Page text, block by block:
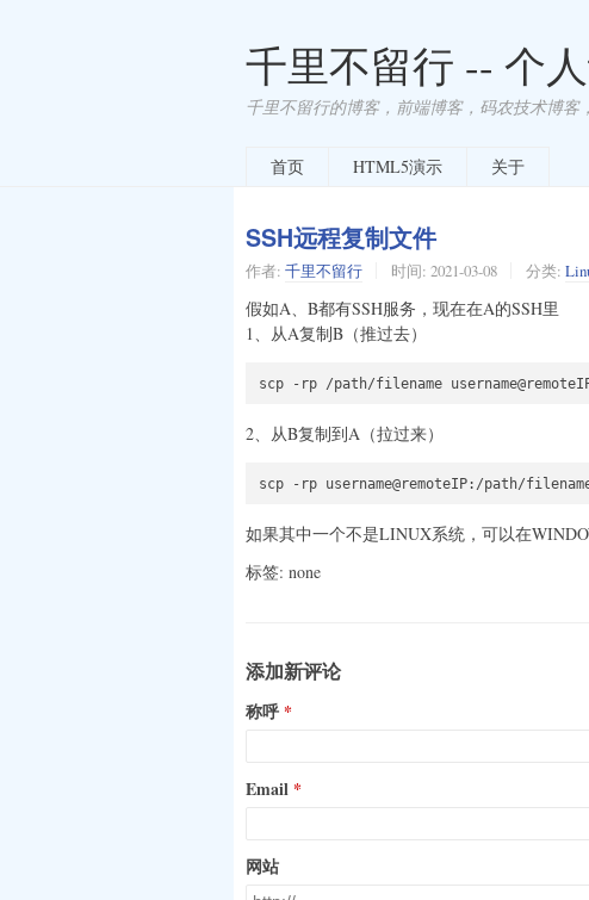
千里不留行 -- 个
千里不留行的博客，前端博客，码农技术博客
首页 HTML5演示 关于
SSH远程复制文件
作者: 千里不留行 时间: 2021-03-08 分类:
假如A、B都有SSH服务，现在在A的SSH里
1、从A复制B（推过去）
2、从B复制到A（拉过来）
如果其中一个不是LINUX系统，可以在
标签: none
添加新评论
称呼
Email
网站